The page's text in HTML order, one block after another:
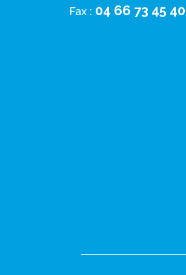
Fax : 04 66 73 45 40